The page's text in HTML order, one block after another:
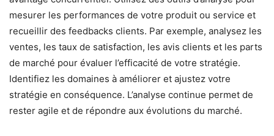
mesurer les performances de votre produit ou service et
recueillir des feedbacks clients. Par exemple, analysez les
ventes, les taux de satisfaction, les avis clients et les parts
de marché pour évaluer l’efficacité de votre stratégie.
Identifiez les domaines à améliorer et ajustez votre
stratégie en conséquence. L’analyse continue permet de
rester agile et de répondre aux évolutions du marché.